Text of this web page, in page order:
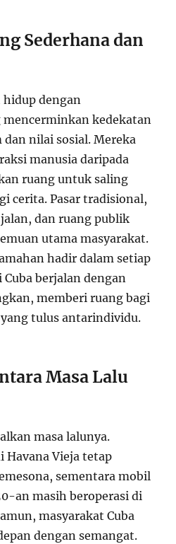
Sederhana dan
hidup dengan
mencerminkan kedekatan
dan nilai sosial. Mereka
manusia daripada
ruang untuk saling
cerita. Pasar tradisional,
dan ruang publik
utama masyarakat.
hadir dalam setiap
berjalan dengan
memberi ruang bagi
tulus antarindividu.
Masa Lalu
masa lalunya.
Havana Vieja tetap
sementara mobil
an masih beroperasi di
masyarakat Cuba
dengan semangat.